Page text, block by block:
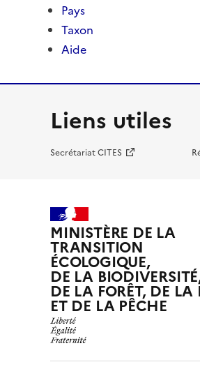
Pays
Taxon
Aide
Liens utiles
Secrétariat CITES
MINISTÈRE DE LA
TRANSITION
ÉCOLOGIQUE,
DE LA
DE LA FORÊT, DE LA
ET DE LA PÊCHE